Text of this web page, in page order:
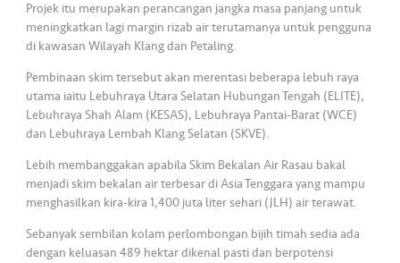
Projek itu merupakan perancangan jangka masa panjang untuk
meningkatkan lagi margin rizab air terutamanya untuk pengguna
di kawasan Wilayah Klang dan Petaling.
Pembinaan skim tersebut akan merentasi beberapa lebuh raya
utama iaitu Lebuhraya Utara Selatan Hubungan Tengah (ELITE),
Lebuhraya Shah Alam (KESAS), Lebuhraya Pantai-Barat (WCE)
dan Lebuhraya Lembah Klang Selatan (SKVE).
Lebih membanggakan apabila Skim Bekalan Air Rasau bakal
menjadi skim bekalan air terbesar di Asia Tenggara yang mampu
menghasilkan kira-kira 1,400 juta liter sehari (JLH) air terawat.
Sebanyak sembilan kolam perlombongan bijih timah sedia ada
dengan keluasan 489 hektar dikenal pasti dan berpotensi